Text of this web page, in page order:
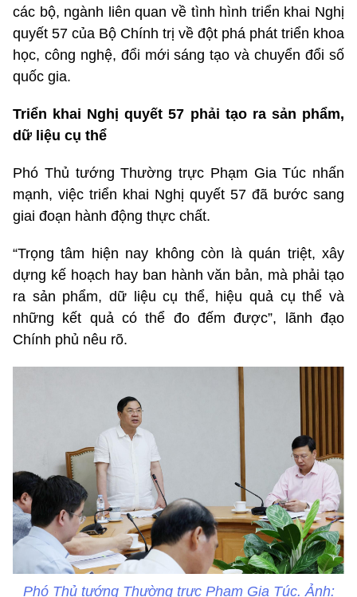
các bộ, ngành liên quan về tình hình triển khai Nghị
quyết 57 của Bộ Chính trị về đột phá phát triển khoa
học, công nghệ, đổi mới sáng tạo và chuyển đổi số
quốc gia.
Triển khai Nghị quyết 57 phải tạo ra sản phẩm,
dữ liệu cụ thể
Phó Thủ tướng Thường trực Phạm Gia Túc nhấn
mạnh, việc triển khai Nghị quyết 57 đã bước sang
giai đoạn hành động thực chất.
“Trọng tâm hiện nay không còn là quán triệt, xây
dựng kế hoạch hay ban hành văn bản, mà phải tạo
ra sản phẩm, dữ liệu cụ thể, hiệu quả cụ thể và
những kết quả có thể đo đếm được”, lãnh đạo
Chính phủ nêu rõ.
Phó Thủ tướng Thường trực Phạm Gia Túc. Ảnh: